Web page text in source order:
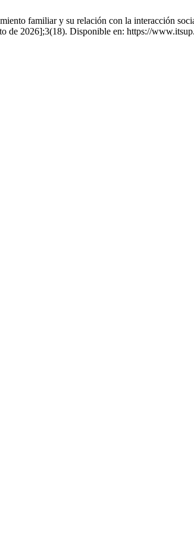
familiar y su relación con la interacción
de 2026];3(18). Disponible en: https://